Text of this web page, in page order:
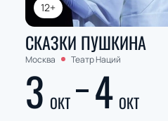
12+
СКАЗКИ ПУШКИНА
Москва Театр Наций
3 ОКТ 4 ОКТ